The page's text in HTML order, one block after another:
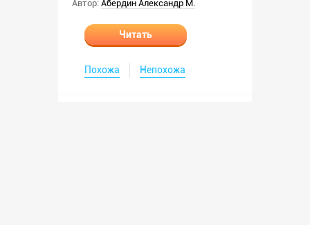
Автор: Абердин Александр М.
Читать
Похожа Непохожа